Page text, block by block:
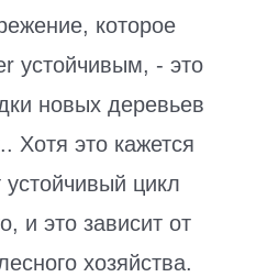
которое
устойчивым, - это
новых деревьев
Хотя это кажется
цикл
и это зависит от
хозяйства.